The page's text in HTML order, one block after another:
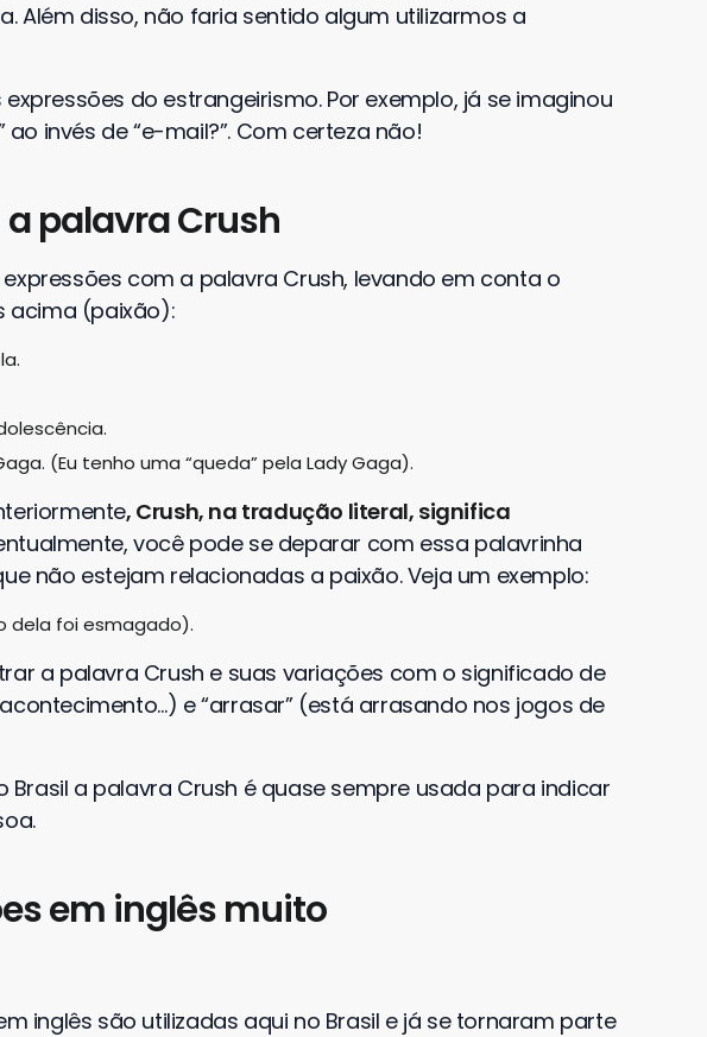
Além disso, não faria sentido algum utilizarmos a
do estrangeirismo. Por exemplo, já se imaginou
invés de “e-mail?”. Com certeza não!
palavra Crush
com a palavra Crush, levando em conta o
acima (paixão):
(Eu tenho uma “queda” pela Lady Gaga).
, Crush, na tradução literal, significa
você pode se deparar com essa palavrinha
não estejam relacionadas a paixão. Veja um exemplo:
dela foi esmagado).
a palavra Crush e suas variações com o significado de
e “arrasar” (está arrasando nos jogos de
Brasil a palavra Crush é quase sempre usada para indicar
em inglês muito
inglês são utilizadas aqui no Brasil e já se tornaram parte